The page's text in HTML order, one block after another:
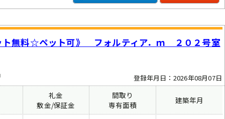
ト無料☆ペット可》 フォルティア．ｍ ２０２号室
登録年月日：2026年08月07日
礼金
敷金/保証金
間取り
専有面積
建築年月